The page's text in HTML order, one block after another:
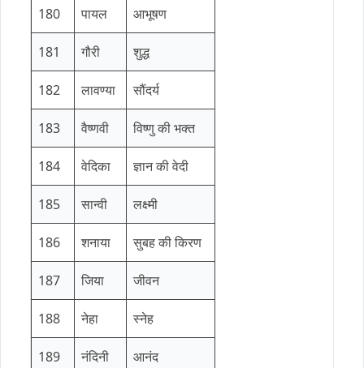
180 पायल आभूषण
181 गौरी शुद्ध
182 लावण्या सौंदर्य
183 वैष्णवी विष्णु की भक्त
184 वेदिका ज्ञान की वेदी
185 सान्वी लक्ष्मी
186 शनाया सुबह की किरण
187 जिया जीवन
188 नेहा स्नेह
189 नंदिनी आनंद